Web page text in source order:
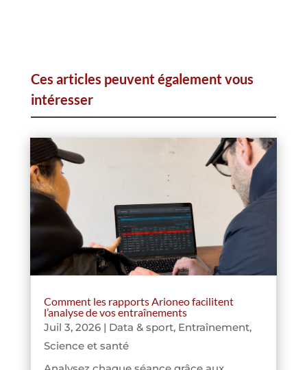
Ces articles peuvent également vous
intéresser
Comment les rapports Arioneo facilitent
l’analyse de vos entraînements
Juil 3, 2026| Data & sport, Entraînement,
Science et santé